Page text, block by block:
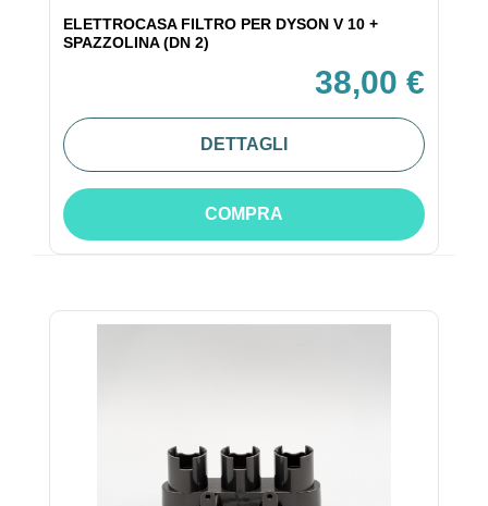
ELETTROCASA FILTRO PER DYSON V 10 +
SPAZZOLINA (DN 2)
38,00 €
DETTAGLI
COMPRA